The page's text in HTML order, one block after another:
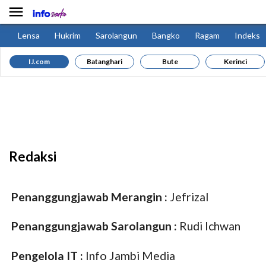

Lensa Hukrim Sarolangun Bangko Ragam Indeks
IJ.com Batanghari Bute Kerinci
Redaksi
Penanggungjawab Merangin : Jefrizal
Penanggungjawab Sarolangun : Rudi Ichwan
Pengelola IT : Info Jambi Media